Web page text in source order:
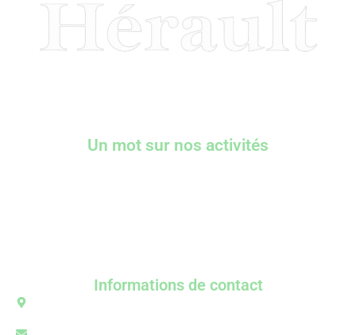
Un mot sur nos activités
Informations de contact